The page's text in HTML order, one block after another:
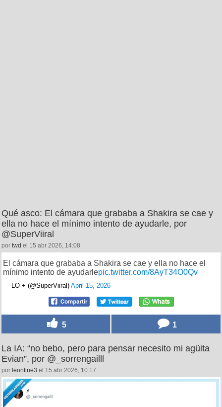
Qué asco: El cámara que grababa a Shakira se cae y
ella no hace el mínimo intento de ayudarle, por
@SuperViiral
por twd el 15 abr 2026, 14:08
El cámara que grababa a Shakira se cae y ella no hace el
mínimo intento de ayudarlepic.twitter.com/8AyT34O0Qv
— LO + (@SuperViiral) April 15, 2026
5 1
La IA: “no bebo, pero para pensar necesito mi agüita
Evian”, por @_sorrengailll
por leontine3 el 15 abr 2026, 10:17